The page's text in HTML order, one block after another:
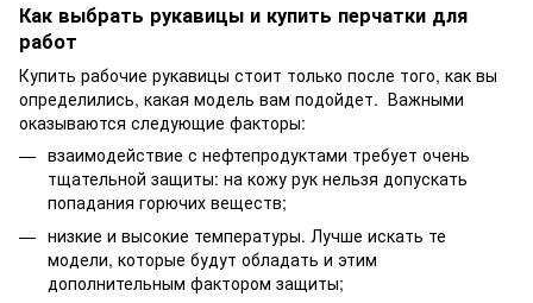
Как выбрать рукавицы и купить перчатки для
работ
Купить рабочие рукавицы стоит только после того, как вы
определились, какая модель вам подойдет. Важными
оказываются следующие факторы:
взаимодействие с нефтепродуктами требует очень
тщательной защиты: на кожу рук нельзя допускать
попадания горючих веществ;
низкие и высокие температуры. Лучше искать те
модели, которые будут обладать и этим
дополнительным фактором защиты;